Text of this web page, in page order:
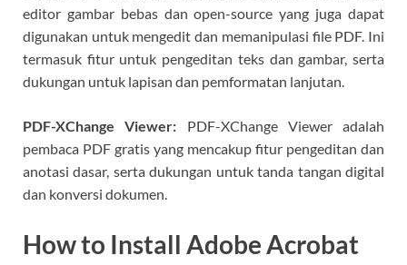
editor gambar bebas dan open-source yang juga dapat
digunakan untuk mengedit dan memanipulasi file PDF. Ini
termasuk fitur untuk pengeditan teks dan gambar, serta
dukungan untuk lapisan dan pemformatan lanjutan.
PDF-XChange Viewer: PDF-XChange Viewer adalah
pembaca PDF gratis yang mencakup fitur pengeditan dan
anotasi dasar, serta dukungan untuk tanda tangan digital
dan konversi dokumen.
How to Install Adobe Acrobat